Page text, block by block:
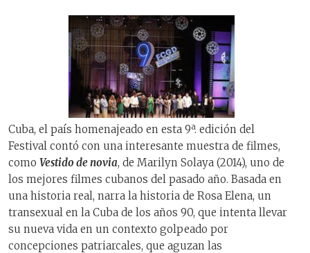
Cuba, el país homenajeado en esta 9ª. edición del
Festival contó con una interesante muestra de filmes,
como Vestido de novia, de Marilyn Solaya (2014), uno de
los mejores filmes cubanos del pasado año. Basada en
una historia real, narra la historia de Rosa Elena, un
transexual en la Cuba de los años 90, que intenta llevar
su nueva vida en un contexto golpeado por
concepciones patriarcales, que aguzan las